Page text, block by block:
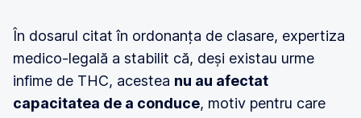
În dosarul citat în ordonanța de clasare, expertiza
medico-legală a stabilit că, deși existau urme
infime de THC, acestea nu au afectat
capacitatea de a conduce, motiv pentru care